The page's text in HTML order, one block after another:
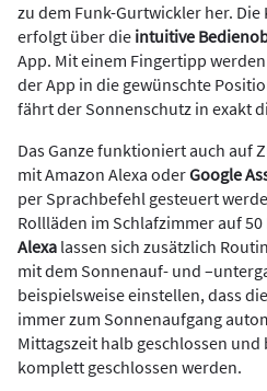
zu dem Funk-Gurtwickler her.
erfolgt über die intuitive
App. Mit einem Fingertipp
der App in die gewünschte
fährt der Sonnenschutz in exakt
Das Ganze funktioniert auch auf
mit Amazon Alexa oderGoogle
per Sprachbefehl gesteuert
Rollläden im Schlafzimmer auf
Alexa lassen sich zusätzlich
mit dem Sonnenauf- und
beispielsweise einstellen, dass
immer zum Sonnenaufgang
Mittagszeit halb geschlossen
komplett geschlossen werden.